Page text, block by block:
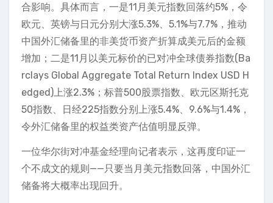
合影响。具体而言，一是11月美元指数回落约5%，令
欧元、英镑与日元分别大涨5.3%、5.1%与7.7%，推动
中国外汇储备里的非美货币资产折算成美元后的金额
增加；二是11月以美元标价的已对冲全球债券指数(Ba
rclays Global Aggregate Total Return Index USD H
edged)上涨2.3%；标普500股票指数、欧元区斯托克
50指数、日经225指数分别上涨5.4%、9.6%与1.4%，
令外汇储备里的权益类资产估值明显反弹。
一位华尔街对冲基金经理向记者表示，这再度印证一
个不成文的规则——只要当月美元指数回落，中国外汇
储备将大概率出现回升。